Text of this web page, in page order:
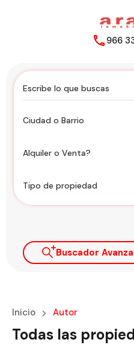
966
Ciudad o Barrio
Alquiler o Venta?
Tipo de propiedad
Buscador
Inicio Autor
Todas las